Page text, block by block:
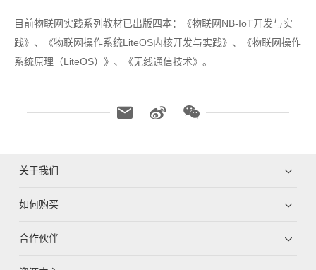
目前物联网实践系列教材已出版四本：《物联网NB-IoT开发与实
践》、《物联网操作系统LiteOS内核开发与实践》、《物联网操作
系统原理（LiteOS）》、《无线通信技术》。
关于我们
如何购买
合作伙伴